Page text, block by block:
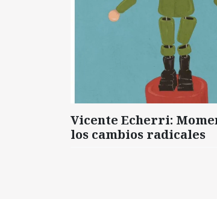
Vicente Echerri:
los cambios radicales